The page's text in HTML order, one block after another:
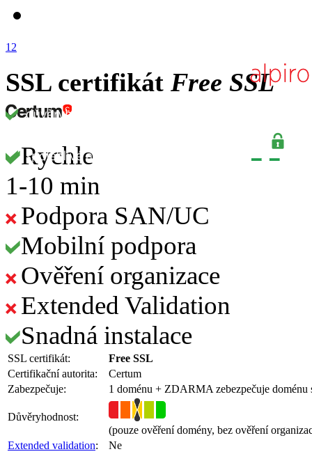
1 2
SSL certifikát Free SSL
Rychle
1-10 min
Podpora SAN/UC
Mobilní podpora
Ověření organizace
Extended Validation
Snadná instalace
SSL certifikát:
Free SSL
Certifikační autorita:
Certum
Zabezpečuje:
1 doménu + ZDARMA zebezpečuje
Důvěryhodnost:
(pouze ověření domény, bez ověření
Extended validation: Ne